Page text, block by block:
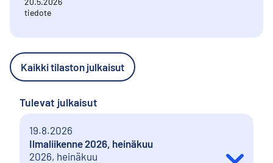
tiedote
Kaikki tilaston julkaisut
Tulevat julkaisut
19.8.2026
Ilmaliikenne 2026, heinäkuu
2026, heinäkuu